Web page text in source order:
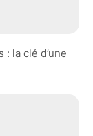
la clé d’une